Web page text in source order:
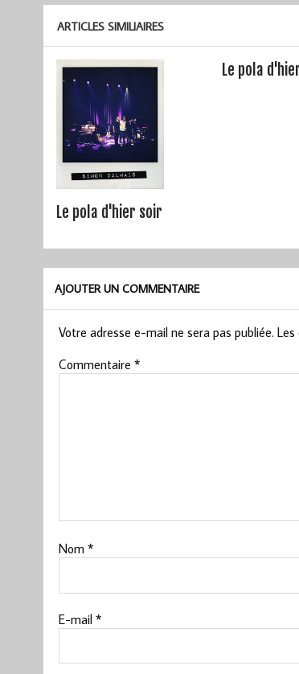
ARTICLES SIMILIAIRES
Le pola d'hier soir
Le pola
AJOUTER UN COMMENTAIRE
Votre adresse e-mail ne sera pas publiée. Les
Commentaire *
Nom *
E-mail *